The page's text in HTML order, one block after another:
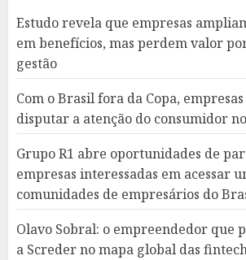
Estudo revela que empresas
em benefícios, mas perdem valor
gestão
Com o Brasil fora da Copa,
disputar a atenção do consumidor
Grupo R1 abre oportunidades de
empresas interessadas em acessar
comunidades de empresários do
Olavo Sobral: o empreendedor que
a Screder no mapa global das